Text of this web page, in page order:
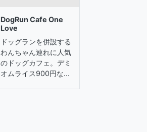
DogRun Cafe One
Love
ドッグランを併設する
わんちゃん連れに人気
のドッグカフェ。デミ
オムライス900円な...